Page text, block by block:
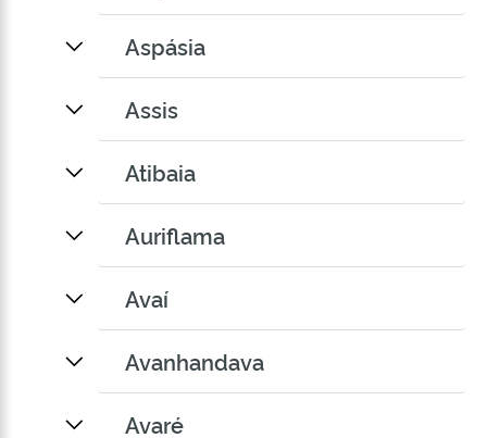
Aspásia
Assis
Atibaia
Auriflama
Avaí
Avanhandava
Avaré